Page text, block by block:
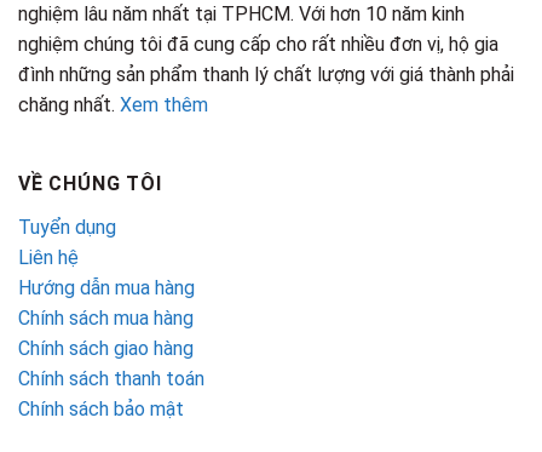
nghiệm lâu năm nhất tại TPHCM. Với hơn 10 năm kinh
nghiệm chúng tôi đã cung cấp cho rất nhiều đơn vị, hộ gia
đình những sản phẩm thanh lý chất lượng với giá thành phải
chăng nhất. Xem thêm
VỀ CHÚNG TÔI
Tuyển dụng
Liên hệ
Hướng dẫn mua hàng
Chính sách mua hàng
Chính sách giao hàng
Chính sách thanh toán
Chính sách bảo mật